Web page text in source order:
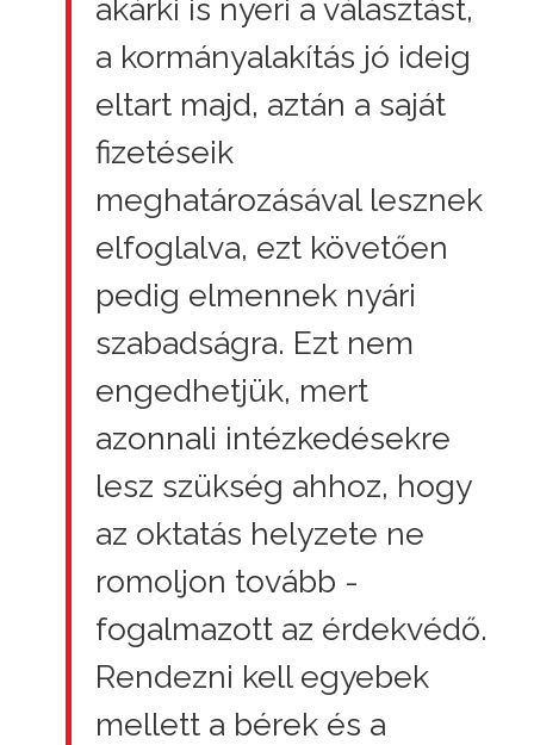
akárki is nyeri a választást,
a kormányalakítás jó ideig
eltart majd, aztán a saját
fizetéseik
meghatározásával lesznek
elfoglalva, ezt követően
pedig elmennek nyári
szabadságra. Ezt nem
engedhetjük, mert
azonnali intézkedésekre
lesz szükség ahhoz, hogy
az oktatás helyzete ne
romoljon tovább -
fogalmazott az érdekvédő.
Rendezni kell egyebek
mellett a bérek és a